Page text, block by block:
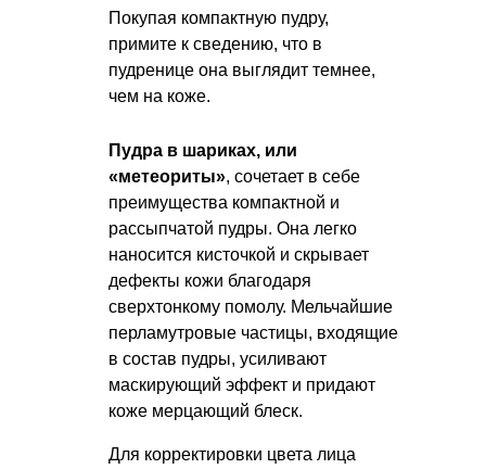
Покупая компактную пудру,
примите к сведению, что в
пудренице она выглядит темнее,
чем на коже.
Пудра в шариках, или
«метеориты», сочетает в себе
преимущества компактной и
рассыпчатой пудры. Она легко
наносится кисточкой и скрывает
дефекты кожи благодаря
сверхтонкому помолу. Мельчайшие
перламутровые частицы, входящие
в состав пудры, усиливают
маскирующий эффект и придают
коже мерцающий блеск.
Для корректировки цвета лица